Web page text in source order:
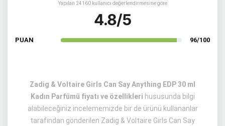
Yapılan 24160 kullanıcı değerlendirmesine göre
4.8/5
PUAN 96/100
Zadig & Voltaire Girls Can Say Anything EDP 30 ml
Kadın Parfümü fiyatı ve özellikleri hususunda bilgi
alabileceğiniz incelememizde bir de ürünü kullananlar
tarafından gönderilen Zadig & Voltaire Girls Can Say